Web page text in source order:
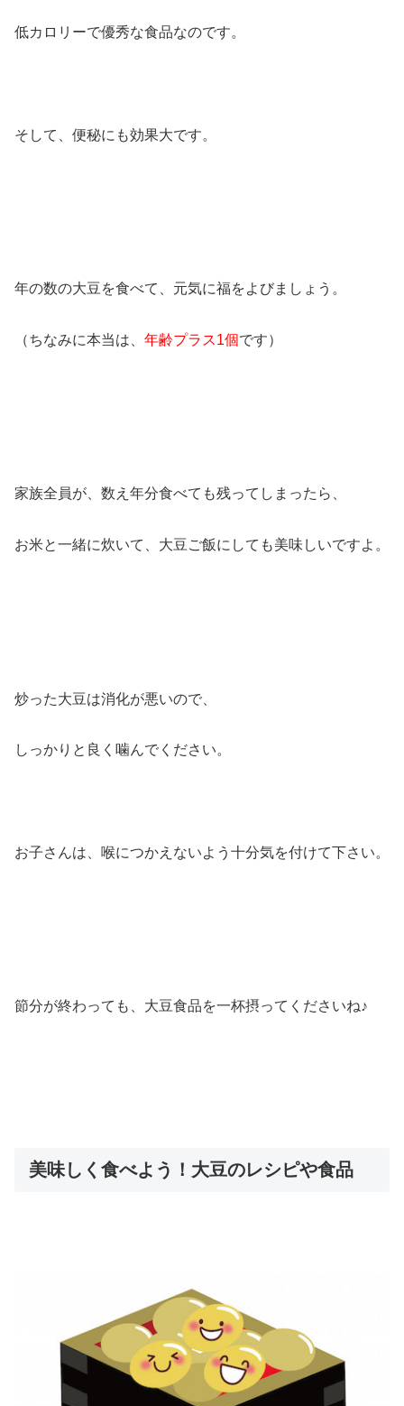
低カロリーで優秀な食品なのです。
そして、便秘にも効果大です。
年の数の大豆を食べて、元気に福をよびましょう。
（ちなみに本当は、 年齢プラス1個です）
家族全員が、数え年分食べても残ってしまったら、
お米と一緒に炊いて、大豆ご飯にしても美味しいですよ。
炒った大豆は消化が悪いので、
しっかりと良く噛んでください。
お子さんは、喉につかえないよう十分気を付けて下さい。
節分が終わっても、大豆食品を一杯摂ってくださいね♪
美味しく食べよう！大豆のレシピや食品